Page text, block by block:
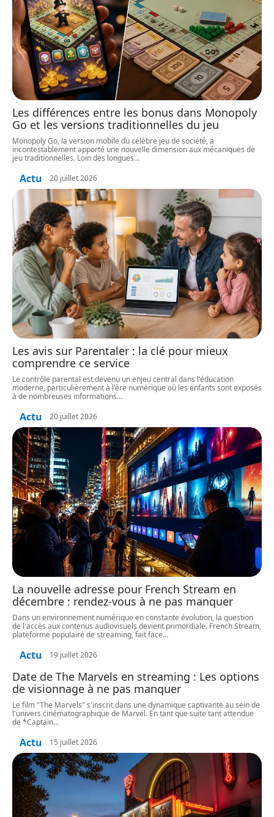
Les différences entre les bonus dans Monopoly
Go et les versions traditionnelles du jeu
Monopoly Go, la version mobile du célèbre jeu de société, a
incontestablement apporté une nouvelle dimension aux mécaniques de
jeu traditionnelles. Loin des longues…
Actu 20 juillet 2026
Les avis sur Parentaler : la clé pour mieux
comprendre ce service
Le contrôle parental est devenu un enjeu central dans l'éducation
moderne, particulièrement à l'ère numérique où les enfants sont exposés
à de nombreuses informations…
Actu 20 juillet 2026
La nouvelle adresse pour French Stream en
décembre : rendez-vous à ne pas manquer
Dans un environnement numérique en constante évolution, la question
de l'accès aux contenus audiovisuels devient primordiale. French Stream,
plateforme populaire de streaming, fait face…
Actu 19 juillet 2026
Date de The Marvels en streaming : Les options
de visionnage à ne pas manquer
Le film "The Marvels" s'inscrit dans une dynamique captivante au sein de
l'univers cinématographique de Marvel. En tant que suite tant attendue
de *Captain…
Actu 15 juillet 2026